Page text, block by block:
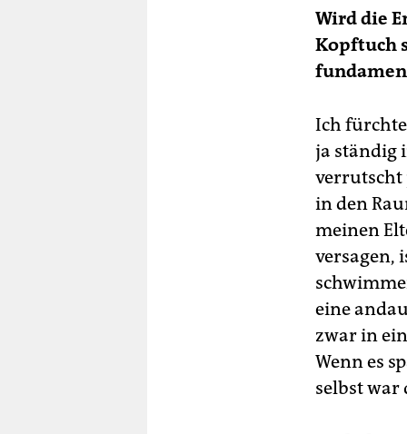
Wird die
Kopftuch
Ich
ja ständig
verrutscht
in den
meinen
versagen,
eine
zwar in
Wenn es
selbst war